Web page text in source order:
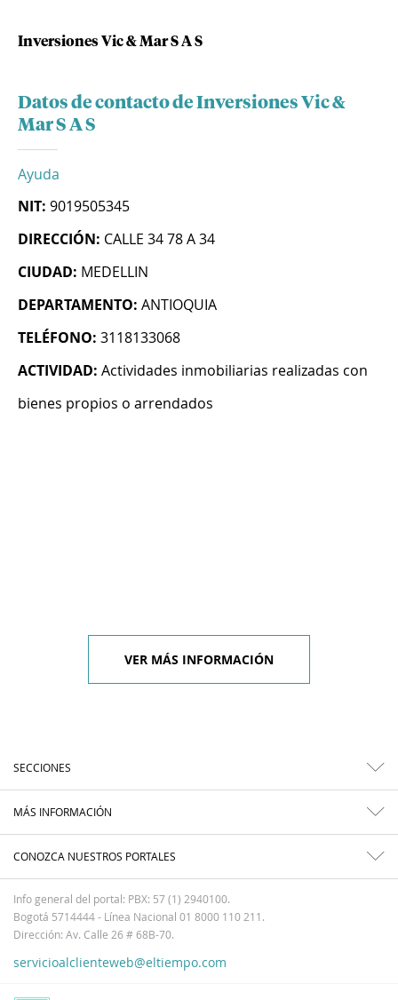
Inversiones Vic & Mar S A S
Datos de contacto de Inversiones Vic &
Mar S A S
Ayuda
NIT: 9019505345
DIRECCIÓN: CALLE 34 78 A 34
CIUDAD: MEDELLIN
DEPARTAMENTO: ANTIOQUIA
TELÉFONO: 3118133068
ACTIVIDAD: Actividades inmobiliarias realizadas con
bienes propios o arrendados
VER MÁS INFORMACIÓN
SECCIONES
MÁS INFORMACIÓN
CONOZCA NUESTROS PORTALES
Info general del portal: PBX: 57 (1) 2940100.
Bogotá 5714444 - Línea Nacional 01 8000 110 211.
Dirección: Av. Calle 26 # 68B-70.
servicioalclienteweb@eltiempo.com